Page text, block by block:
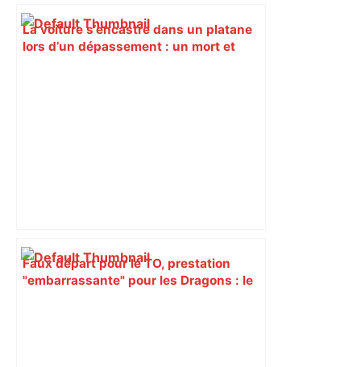
La voiture s’encastre dans un platane
lors d’un dépassement : un mort et
Faux départ pour le TO, prestation
"embarrassante" pour les Dragons : le